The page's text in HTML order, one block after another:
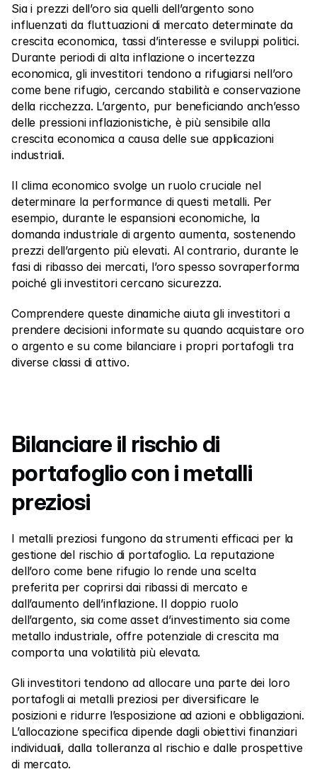
Sia i prezzi dell’oro sia quelli dell’argento sono
influenzati da fluttuazioni di mercato determinate da
crescita economica, tassi d’interesse e sviluppi politici.
Durante periodi di alta inflazione o incertezza
economica, gli investitori tendono a rifugiarsi nell’oro
come bene rifugio, cercando stabilità e conservazione
della ricchezza. L’argento, pur beneficiando anch’esso
delle pressioni inflazionistiche, è più sensibile alla
crescita economica a causa delle sue applicazioni
industriali.
Il clima economico svolge un ruolo cruciale nel
determinare la performance di questi metalli. Per
esempio, durante le espansioni economiche, la
domanda industriale di argento aumenta, sostenendo
prezzi dell’argento più elevati. Al contrario, durante le
fasi di ribasso dei mercati, l’oro spesso sovraperforma
poiché gli investitori cercano sicurezza.
Comprendere queste dinamiche aiuta gli investitori a
prendere decisioni informate su quando acquistare oro
o argento e su come bilanciare i propri portafogli tra
diverse classi di attivo.
Bilanciare il rischio di
portafoglio con i metalli
preziosi
I metalli preziosi fungono da strumenti efficaci per la
gestione del rischio di portafoglio. La reputazione
dell’oro come bene rifugio lo rende una scelta
preferita per coprirsi dai ribassi di mercato e
dall’aumento dell’inflazione. Il doppio ruolo
dell’argento, sia come asset d’investimento sia come
metallo industriale, offre potenziale di crescita ma
comporta una volatilità più elevata.
Gli investitori tendono ad allocare una parte dei loro
portafogli ai metalli preziosi per diversificare le
posizioni e ridurre l’esposizione ad azioni e obbligazioni.
L’allocazione specifica dipende dagli obiettivi finanziari
individuali, dalla tolleranza al rischio e dalle prospettive
di mercato.